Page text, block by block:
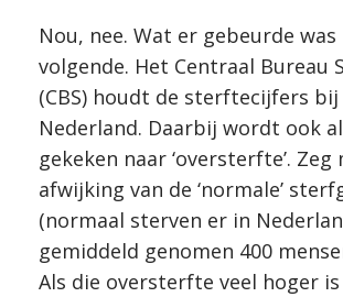
Nou, nee. Wat er gebeurde was
volgende. Het Centraal Bureau
(CBS) houdt de sterftecijfers bij
Nederland. Daarbij wordt ook
gekeken naar ‘oversterfte’. Zeg
afwijking van de ‘normale’
(normaal sterven er in
gemiddeld genomen 400
Als die oversterfte veel hoger is